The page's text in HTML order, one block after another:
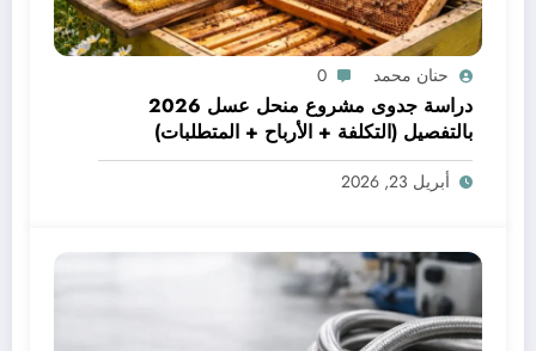
حنان محمد 0
دراسة جدوى مشروع منحل عسل 2026
بالتفصيل (التكلفة + الأرباح + المتطلبات)
أبريل 23, 2026